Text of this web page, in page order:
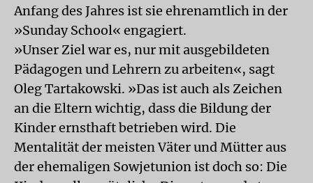
Anfang des Jahres ist sie ehrenamtlich in der
»Sunday School« engagiert.
»Unser Ziel war es, nur mit ausgebildeten
Pädagogen und Lehrern zu arbeiten«, sagt
Oleg Tartakowski. »Das ist auch als Zeichen
an die Eltern wichtig, dass die Bildung der
Kinder ernsthaft betrieben wird. Die
Mentalität der meisten Väter und Mütter aus
der ehemaligen Sowjetunion ist doch so: Die